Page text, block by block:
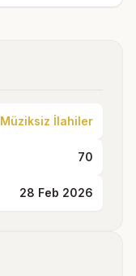
Müziksiz İlahiler
70
28 Feb 2026